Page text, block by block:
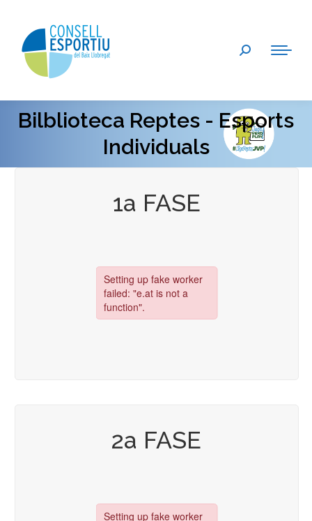
Search:
Bilblioteca Reptes - Esports
Individuals
You are here:
1a FASE
2a FASE